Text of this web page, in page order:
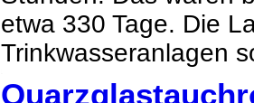
etwa 330 Tage. Die
Trinkwasseranlagen